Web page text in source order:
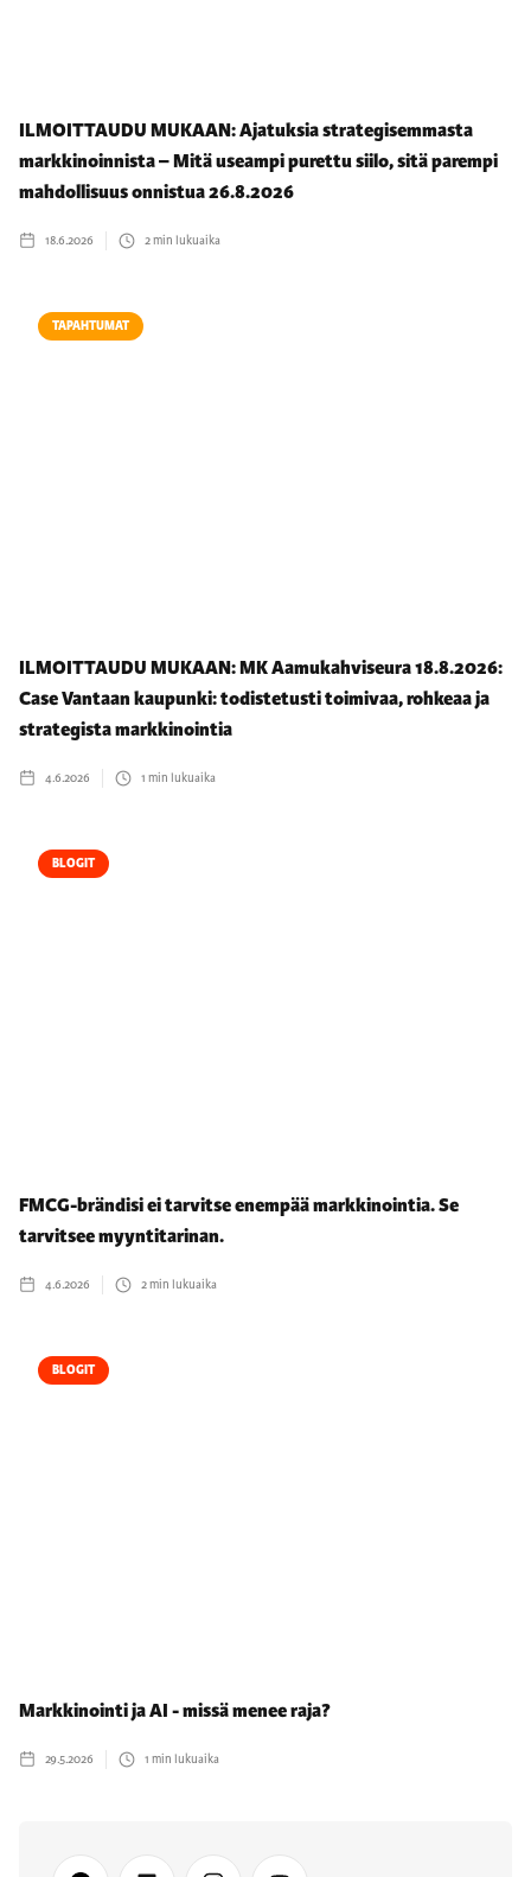
ILMOITTAUDU MUKAAN: Ajatuksia strategisemmasta
markkinoinnista – Mitä useampi purettu siilo, sitä parempi
mahdollisuus onnistua 26.8.2026
18.6.2026 2min lukuaika
TAPAHTUMAT
ILMOITTAUDU MUKAAN: MK Aamukahviseura 18.8.2026:
Case Vantaan kaupunki: todistetusti toimivaa, rohkeaa ja
strategista markkinointia
4.6.2026 1 min lukuaika
BLOGIT
FMCG-brändisi ei tarvitse enempää markkinointia. Se
tarvitsee myyntitarinan.
4.6.2026 2min lukuaika
BLOGIT
Markkinointi ja AI - missä menee raja?
29.5.2026 1 min lukuaika